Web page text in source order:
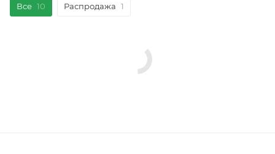
Все 10 Распродажа 1